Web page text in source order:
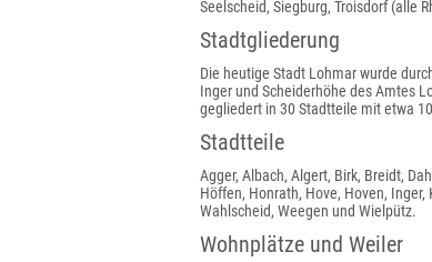
Seelscheid, Siegburg, Troisdorf (alle
Stadtgliederung
Die heutige Stadt Lohmar wurde
Inger und Scheiderhöhe des Amtes
gegliedert in 30 Stadtteile mit etwa
Stadtteile
Agger, Albach, Algert, Birk, Breidt,
Höffen, Honrath, Hove, Hoven,
Wahlscheid, Weegen und Wielpütz.
Wohnplätze und Weiler